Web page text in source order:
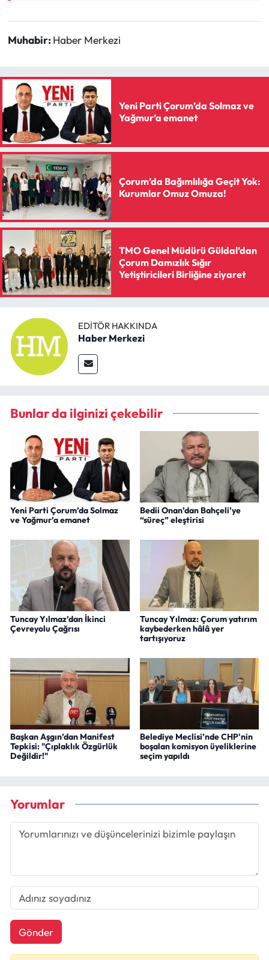
Muhabir: Haber Merkezi
Yeni Parti Çorum’da Solmaz ve
Yağmur’a emanet
Çorum’da Bağımlılığa Geçit Yok:
Kurumlar Omuz Omuza!
TMO Genel Müdürü Güldal’dan
Çorum Damızlık Sığır
Yetiştiricileri Birliğine ziyaret
EDITÖR HAKKINDA
Haber Merkezi
Bunlar da ilginizi çekebilir
Yeni Parti Çorum’da Solmaz
ve Yağmur’a emanet
Bedii Onan’dan Bahçeli’ye
“süreç” eleştirisi
Tuncay Yılmaz’dan İkinci
Çevreyolu Çağrısı
Tuncay Yılmaz: Çorum yatırım
kaybederken hâlâ yer
tartışıyoruz
Başkan Aşgın’dan Manifest
Tepkisi: "Çıplaklık Özgürlük
Değildir!"
Belediye Meclisi’nde CHP'nin
boşalan komisyon üyeliklerine
seçim yapıldı
Yorumlar
Gönder